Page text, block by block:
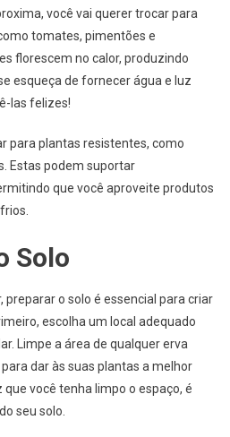
você vai querer trocar para
tomates, pimentões e
florescem no calor, produzindo
esqueça de fornecer água e luz
las felizes!
para plantas resistentes, como
Estas podem suportar
que você aproveite produtos
Solo
o solo é essencial para criar
escolha um local adequado
Limpe a área de qualquer erva
dar às suas plantas a melhor
você tenha limpo o espaço, é
seu solo.